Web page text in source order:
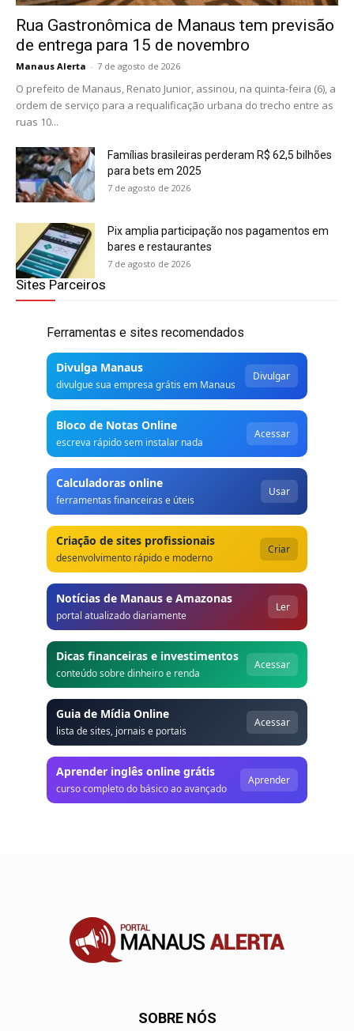
Rua Gastronômica de Manaus tem previsão
de entrega para 15 de novembro
Manaus Alerta - 7 de agosto de 2026
O prefeito de Manaus, Renato Junior, assinou, na quinta-feira (6), a
ordem de serviço para a requalificação urbana do trecho entre as
ruas 10...
Famílias brasileiras perderam R$ 62,5 bilhões
para bets em 2025
7 de agosto de 2026
Pix amplia participação nos pagamentos em
bares e restaurantes
7 de agosto de 2026
Sites Parceiros
Ferramentas e sites recomendados
Divulga Manaus
divulgue sua empresa grátis em Manaus
Divulgar
Bloco de Notas Online
escreva rápido sem instalar nada
Acessar
Calculadoras online
ferramentas financeiras e úteis
Usar
Criação de sites profissionais
desenvolvimento rápido e moderno
Criar
Notícias de Manaus e Amazonas
portal atualizado diariamente
Ler
Dicas financeiras e investimentos
conteúdo sobre dinheiro e renda
Acessar
Guia de Mídia Online
lista de sites, jornais e portais
Acessar
Aprender inglês online grátis
curso completo do básico ao avançado
Aprender
SOBRE NÓS